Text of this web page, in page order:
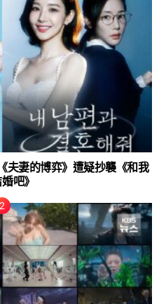
夫妻的博弈》遭疑抄襲《和我
吧》